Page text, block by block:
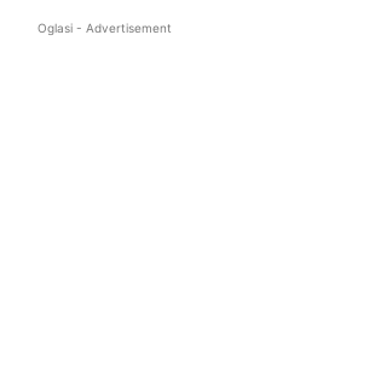
Oglasi - Advertisement